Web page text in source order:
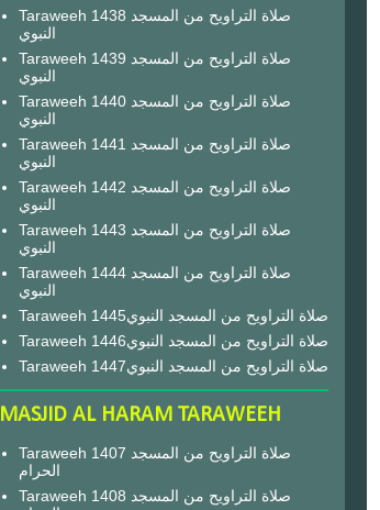
Taraweeh 1438 صلاة التراويح من المسجد
النبوي
Taraweeh 1439 صلاة التراويح من المسجد
النبوي
Taraweeh 1440 صلاة التراويح من المسجد
النبوي
Taraweeh 1441 صلاة التراويح من المسجد
النبوي
Taraweeh 1442 صلاة التراويح من المسجد
النبوي
Taraweeh 1443 صلاة التراويح من المسجد
النبوي
Taraweeh 1444 صلاة التراويح من المسجد
النبوي
Taraweeh 1445صلاة التراويح من المسجد النبوي
Taraweeh 1446صلاة التراويح من المسجد النبوي
Taraweeh 1447صلاة التراويح من المسجد النبوي
MASJID AL HARAM TARAWEEH
Taraweeh 1407 صلاة التراويح من المسجد
الحرام
Taraweeh 1408 صلاة التراويح من المسجد